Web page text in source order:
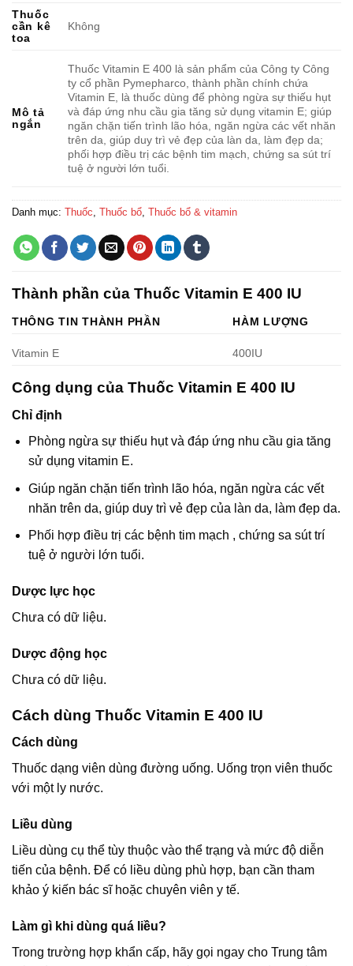
Thuốc
cần kê
toa
Không
Mô tả
ngắn
Thuốc Vitamin E 400 là sản phẩm của Công ty Công
ty cổ phần Pymepharco, thành phần chính chứa
Vitamin E, là thuốc dùng để phòng ngừa sự thiếu hụt
và đáp ứng nhu cầu gia tăng sử dụng vitamin E; giúp
ngăn chặn tiến trình lão hóa, ngăn ngừa các vết nhăn
trên da, giúp duy trì vẻ đẹp của làn da, làm đẹp da;
phối hợp điều trị các bệnh tim mạch, chứng sa sút trí
tuệ ở người lớn tuổi.
Danh mục: Thuốc Thuốc bổ Thuốc bổ & vitamin
Thành phần của Thuốc Vitamin E 400 IU
THÔNG TIN THÀNH PHẦN HÀM LƯỢNG
Vitamin E 400IU
Công dụng của Thuốc Vitamin E 400 IU
Chỉ định
Phòng ngừa sự thiếu hụt và đáp ứng nhu cầu gia tăng
sử dụng vitamin E.
Giúp ngăn chặn tiến trình lão hóa, ngăn ngừa các vết
nhăn trên da, giúp duy trì vẻ đẹp của làn da, làm đẹp da.
Phối hợp điều trị các bệnh tim mạch , chứng sa sút trí
tuệ ở người lớn tuổi.
Dược lực học
Chưa có dữ liệu.
Dược động học
Chưa có dữ liệu.
Cách dùng Thuốc Vitamin E 400 IU
Cách dùng
Thuốc dạng viên dùng đường uống. Uống trọn viên thuốc
với một ly nước.
Liều dùng
Liều dùng cụ thể tùy thuộc vào thể trạng và mức độ diễn
tiến của bệnh. Để có liều dùng phù hợp, bạn cần tham
khảo ý kiến bác sĩ hoặc chuyên viên y tế.
Làm gì khi dùng quá liều?
Trong trường hợp khẩn cấp, hãy gọi ngay cho Trung tâm